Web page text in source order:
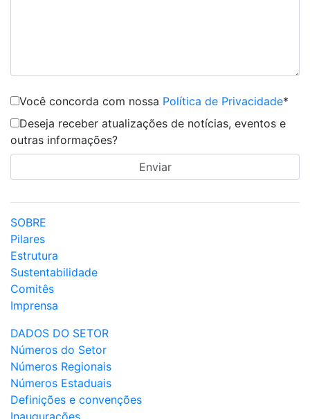
Você concorda com nossa Política de Privacidade*
Deseja receber atualizações de notícias, eventos e
outras informações?
SOBRE
Pilares
Estrutura
Sustentabilidade
Comitês
Imprensa
DADOS DO SETOR
Números do Setor
Números Regionais
Números Estaduais
Definições e convenções
Inaugurações